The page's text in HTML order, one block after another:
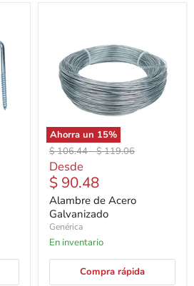
Ahorra un 15%
Precio
original
$ 106.44-Precio
$ 119.06
Desde
$ 90.48
Alambre de Acero
Galvanizado
Genérica
En inventario
Compra rápida